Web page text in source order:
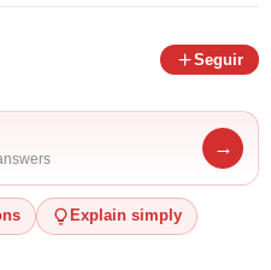
Seguir
→
Explain simply